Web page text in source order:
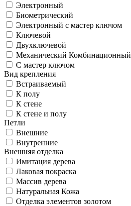
Электронный
Биометрический
Электронный с мастер ключом
Ключевой
Двухключевой
Механический Комбинационный
С мастер ключом
Вид крепления
Встраиваемый
К полу
К стене
К стене и полу
Петли
Внешние
Внутренние
Внешняя отделка
Имитация дерева
Лаковая покраска
Массив дерева
Натуральная Кожа
Отделка элементов золотом